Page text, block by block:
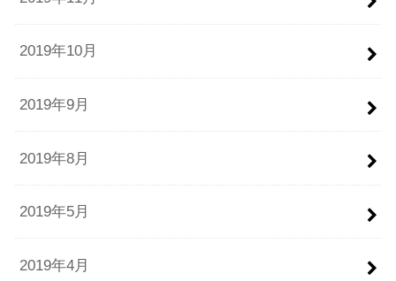
2019年10月
2019年9月
2019年8月
2019年5月
2019年4月